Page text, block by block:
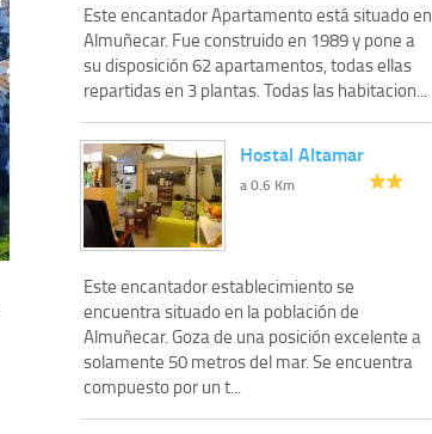
Este encantador Apartamento está situado en
Almuñecar. Fue construido en 1989 y pone a
su disposición 62 apartamentos, todas ellas
repartidas en 3 plantas. Todas las habitacion...
Hostal Altamar
a 0.6 Km
Este encantador establecimiento se
encuentra situado en la población de
Almuñecar. Goza de una posición excelente a
solamente 50 metros del mar. Se encuentra
compuesto por un t...